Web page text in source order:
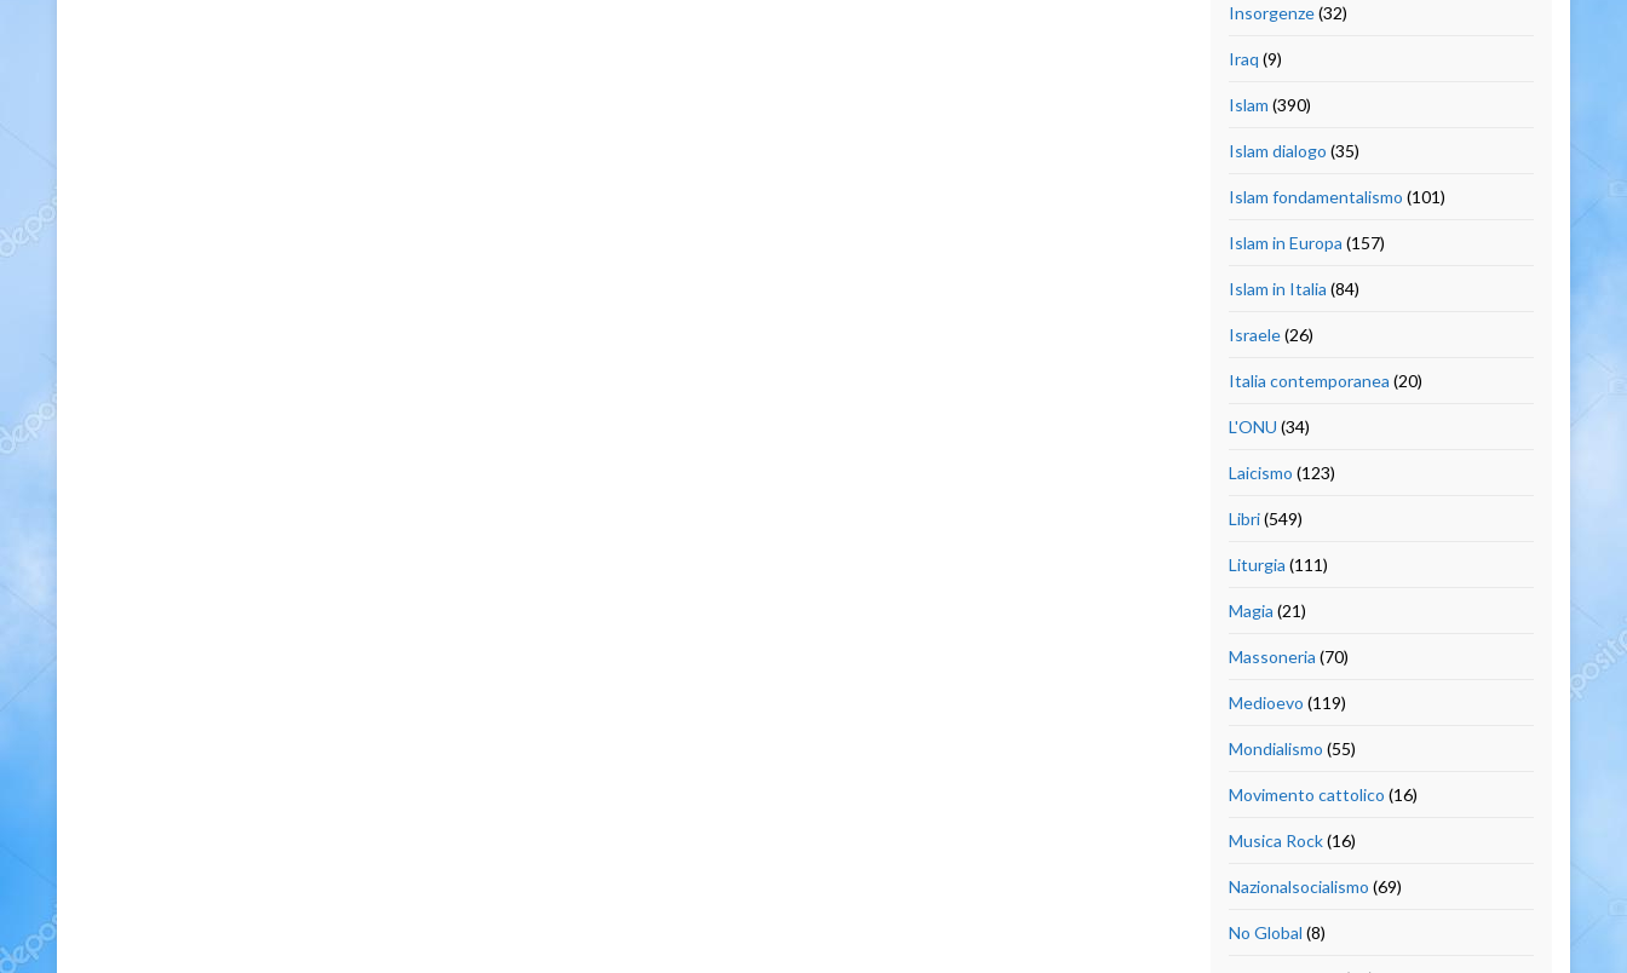
Insorgenze(32)
Iraq (9)
Islam (390)
Islam dialogo (35)
Islam fondamentalismo (101)
Islam in Europa (157)
Islam in Italia (84)
Israele(26)
Italia contemporanea (20)
L'ONU (34)
Laicismo (123)
Libri(549)
Liturgia (111)
Magia (21)
Massoneria (70)
Medioevo (119)
Mondialismo (55)
Movimento cattolico (16)
Musica Rock(16)
Nazionalsocialismo (69)
No Global (8)